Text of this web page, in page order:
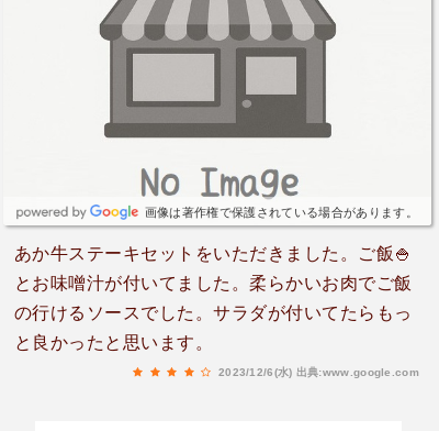
画像は著作権で保護されている場合があります。
あか牛ステーキセットをいただきました。ご飯🍚
とお味噌汁が付いてました。柔らかいお肉でご飯
の行けるソースでした。サラダが付いてたらもっ
と良かったと思います。
2023/12/6(水) 出典:www.google.com